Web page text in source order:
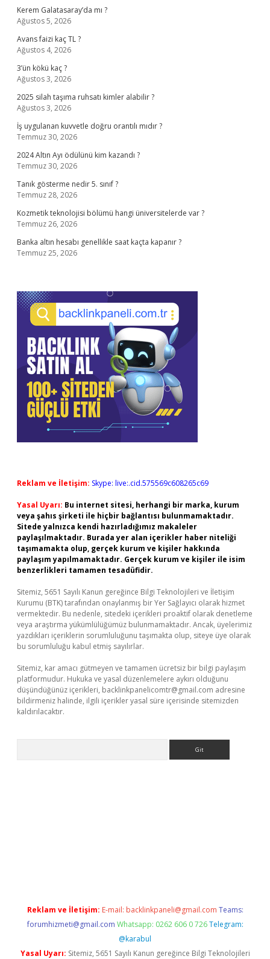
Kerem Galatasaray’da mı ?
Ağustos 5, 2026
Avans faizi kaç TL ?
Ağustos 4, 2026
3’ün kökü kaç ?
Ağustos 3, 2026
2025 silah taşıma ruhsatı kimler alabilir ?
Ağustos 3, 2026
İş uygulanan kuvvetle doğru orantılı mıdır ?
Temmuz 30, 2026
2024 Altın Ayı ödülünü kim kazandı ?
Temmuz 30, 2026
Tanık gösterme nedir 5. sınıf ?
Temmuz 28, 2026
Kozmetik teknolojisi bölümü hangi üniversitelerde var ?
Temmuz 26, 2026
Banka altın hesabı genellikle saat kaçta kapanır ?
Temmuz 25, 2026
Reklam ve İletişim: Skype: live:.cid.575569c608265c69
Yasal Uyarı: Bu internet sitesi, herhangi bir marka, kurum
veya şahıs şirketi ile hiçbir bağlantısı bulunmamaktadır.
Sitede yalnızca kendi hazırladığımız makaleler
paylaşılmaktadır. Burada yer alan içerikler haber niteliği
taşımamakta olup, gerçek kurum ve kişiler hakkında
paylaşım yapılmamaktadır. Gerçek kurum ve kişiler ile isim
benzerlikleri tamamen tesadüfidir.
Sitemiz, 5651 Sayılı Kanun gereğince Bilgi Teknolojileri ve İletişim
Kurumu (BTK) tarafından onaylanmış bir Yer Sağlayıcı olarak hizmet
vermektedir. Bu nedenle, sitedeki içerikleri proaktif olarak denetleme
veya araştırma yükümlülüğümüz bulunmamaktadır. Ancak, üyelerimiz
yazdıkları içeriklerin sorumluluğunu taşımakta olup, siteye üye olarak
bu sorumluluğu kabul etmiş sayılırlar.
Sitemiz, kar amacı gütmeyen ve tamamen ücretsiz bir bilgi paylaşım
platformudur. Hukuka ve yasal düzenlemelere aykırı olduğunu
düşündüğünüz içerikleri, backlinkpanelicomtr@gmail.com adresine
bildirmeniz halinde, ilgili içerikler yasal süre içerisinde sitemizden
kaldırılacaktır.
Reklam ve İletişim: E-mail: backlinkpaneli@gmail.com Teams:
forumhizmeti@gmail.com Whatsapp: 0262 606 0 726 Telegram:
@karabul
Yasal Uyarı: Sitemiz, 5651 Sayılı Kanun gereğince Bilgi Teknolojileri